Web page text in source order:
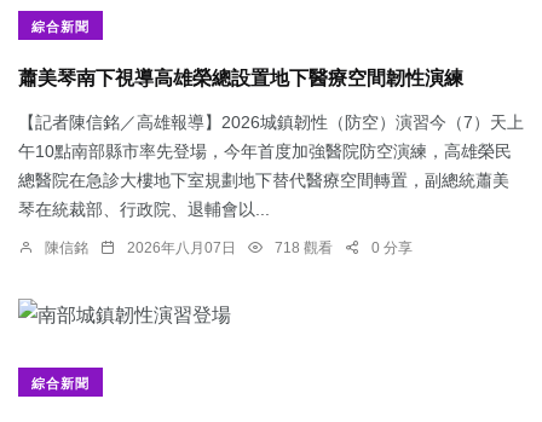
綜合新聞
蕭美琴南下視導高雄榮總設置地下醫療空間韌性演練
【記者陳信銘／高雄報導】2026城鎮韌性（防空）演習今（7）天上
午10點南部縣市率先登場，今年首度加強醫院防空演練，高雄榮民
總醫院在急診大樓地下室規劃地下替代醫療空間轉置，副總統蕭美
琴在統裁部、行政院、退輔會以...
陳信銘 2026年八月07日 718 觀看 0 分享
綜合新聞